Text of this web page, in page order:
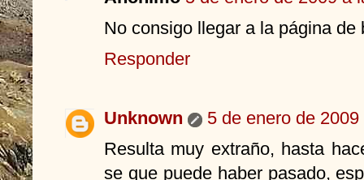
No consigo llegar a la página de
Responder
Unknown
5 de enero de
Resulta muy extraño, hasta
se que puede haber pasado,